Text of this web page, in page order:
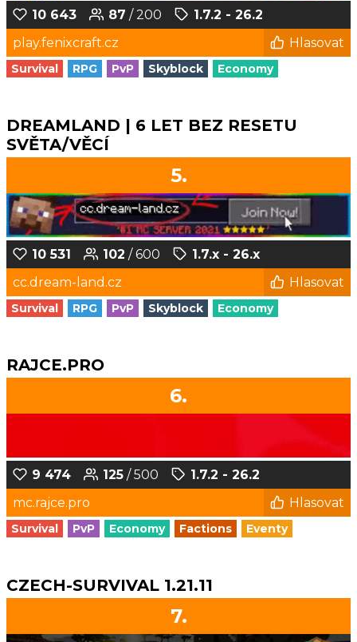
10 643 87 / 200
1.7.2 - 26.2
play.fenixcraft.cz
Hlasovat
Survival RPG PvP Skyblock Economy
DREAMLAND | 6 LET BEZ RESETU
SVĚTA/VĚCÍ
5.
10 531 102 / 600
1.7.x - 26.x
cc.dream-land.cz
Hlasovat
Survival RPG PvP Skyblock Economy
RAJCE.PRO
6.
9 474 125 / 500
1.7.2 - 26.2
mc.rajce.pro
Hlasovat
Survival PvP Economy Factions Eventy
CZECH-SURVIVAL 1.21.11
7.